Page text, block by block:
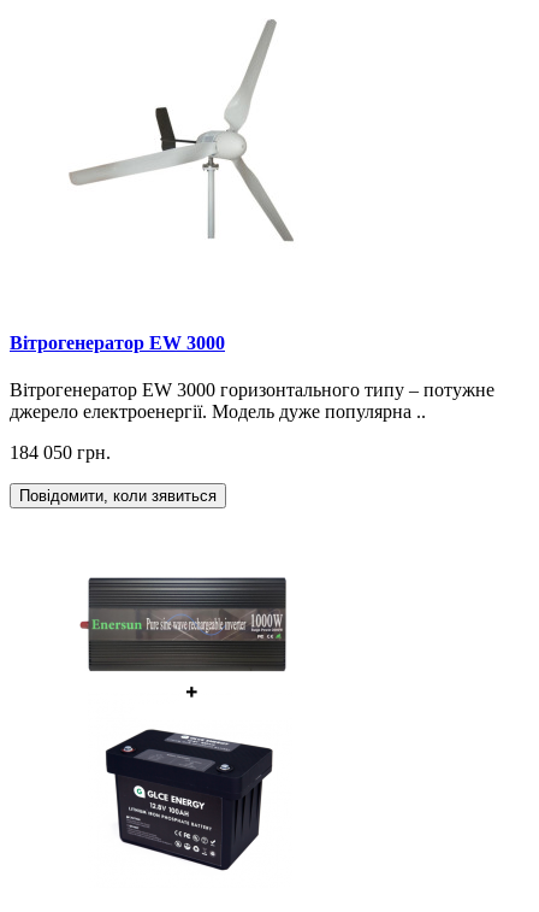
Вітрогенератор EW 3000
Вітрогенератор EW 3000 горизонтального типу – потужне
джерело електроенергії. Модель дуже популярна ..
184 050 грн.
Повідомити, коли зявиться